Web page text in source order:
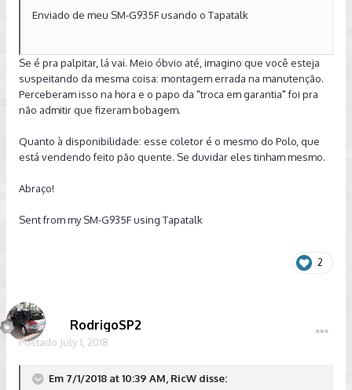
Enviado de meu SM-G935F usando o Tapatalk
Se é pra palpitar, lá vai. Meio óbvio até, imagino que você esteja
suspeitando da mesma coisa: montagem errada na manutenção.
Perceberam isso na hora e o papo da "troca em garantia" foi pra
não admitir que fizeram bobagem.
Quanto à disponibilidade: esse coletor é o mesmo do Polo, que
está vendendo feito pão quente. Se duvidar eles tinham mesmo.
Abraço!
Sent from my SM-G935F using Tapatalk
2
RodrigoSP2
Postado July 1, 2018
Em 7/1/2018 at 10:39 AM, RicW disse: